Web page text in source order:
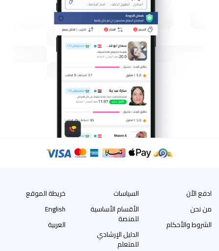
ادفع الاّن
من نحن
الشروط والأحكام
السياسات
الأقسام الأساسية
للمنصة
الدليل الإرشادي
للمتعلم
خريطة الموقع
English
العربية